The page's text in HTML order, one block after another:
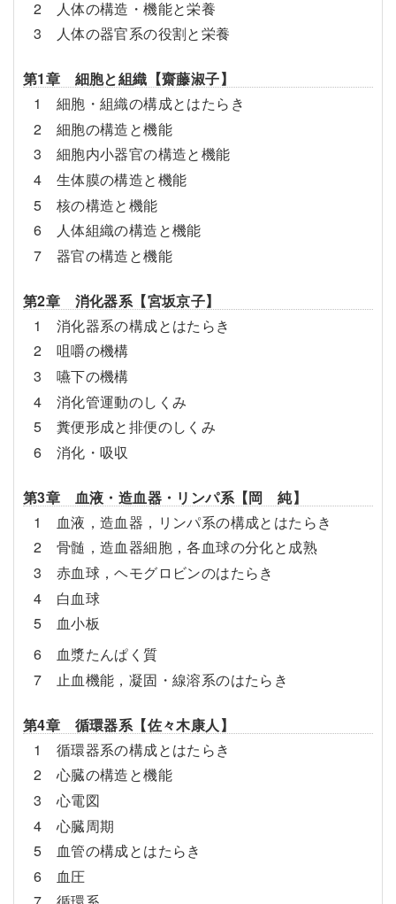
2 人体の構造・機能と栄養
3 人体の器官系の役割と栄養
第1章 細胞と組織【齋藤淑子】
1 細胞・組織の構成とはたらき
2 細胞の構造と機能
3 細胞内小器官の構造と機能
4 生体膜の構造と機能
5 核の構造と機能
6 人体組織の構造と機能
7 器官の構造と機能
第2章 消化器系【宮坂京子】
1 消化器系の構成とはたらき
2 咀嚼の機構
3 嚥下の機構
4 消化管運動のしくみ
5 糞便形成と排便のしくみ
6 消化・吸収
第3章 血液・造血器・リンパ系【岡 純】
1 血液，造血器，リンパ系の構成とはたらき
2 骨髄，造血器細胞，各血球の分化と成熟
3 赤血球，ヘモグロビンのはたらき
4 白血球
5 血小板
6 血漿たんぱく質
7 止血機能，凝固・線溶系のはたらき
第4章 循環器系【佐々木康人】
1 循環器系の構成とはたらき
2 心臓の構造と機能
3 心電図
4 心臓周期
5 血管の構成とはたらき
6 血圧